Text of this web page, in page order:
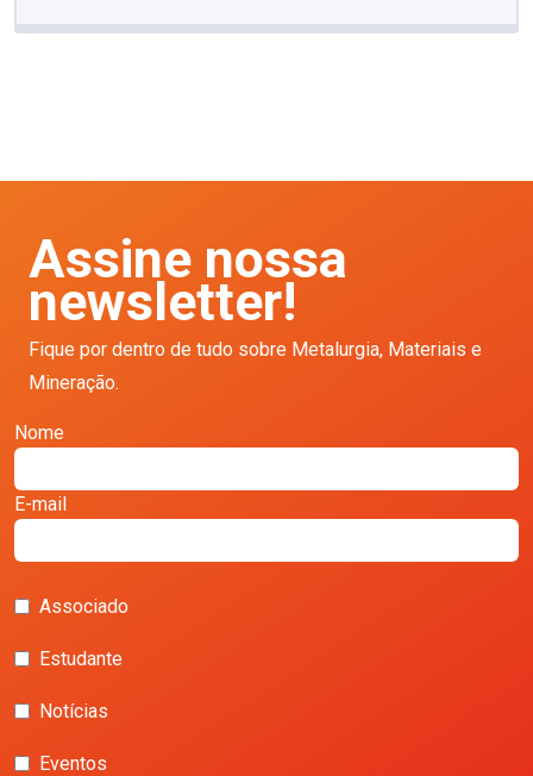
Assine nossa
newsletter!
Fique por dentro de tudo sobre Metalurgia, Materiais e
Mineração.
Nome
E-mail
Associado
Estudante
Notícias
Eventos